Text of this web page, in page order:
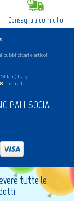
Consegna a domicilio
pubblicitari e articoli
Italy
- e-mail:
SOCIAL
tutte le